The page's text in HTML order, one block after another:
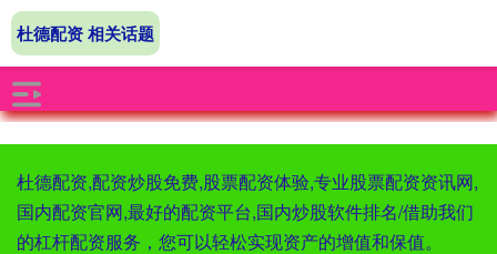
杜德配资,配资炒股免费,股票配资体验,专业股票配资资讯网,
国内配资官网,最好的配资平台,国内炒股软件排名/借助我们
的杠杆配资服务，您可以轻松实现资产的增值和保值。
杜德配资 相关话题